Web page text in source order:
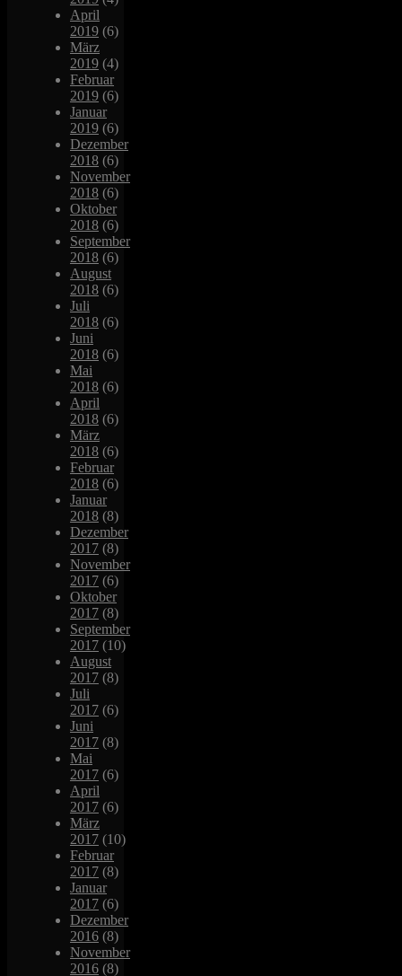
April
2019 (6)
März
2019 (4)
Februar
2019 (6)
Januar
2019 (6)
Dezember
2018 (6)
November
2018 (6)
Oktober
2018 (6)
September
2018 (6)
August
2018 (6)
Juli
2018 (6)
Juni
2018 (6)
Mai
2018 (6)
April
2018 (6)
März
2018 (6)
Februar
2018 (6)
Januar
2018 (8)
Dezember
2017 (8)
November
2017 (6)
Oktober
2017 (8)
September
2017 (10)
August
2017 (8)
Juli
2017 (6)
Juni
2017 (8)
Mai
2017 (6)
April
2017 (6)
März
2017 (10)
Februar
2017 (8)
Januar
2017 (6)
Dezember
2016 (8)
November
2016 (8)